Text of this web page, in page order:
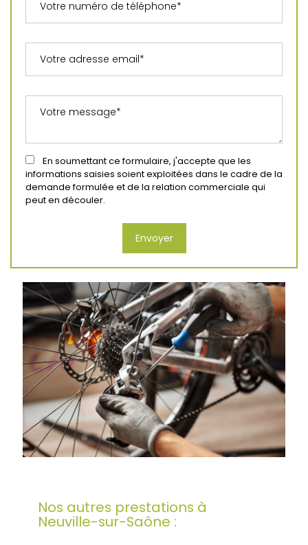
En soumettant ce formulaire, j'accepte que les
informations saisies soient exploitées dans le cadre de la
demande formulée et de la relation commerciale qui
peut en découler.
Nos autres prestations à
Neuville-sur-Saône :